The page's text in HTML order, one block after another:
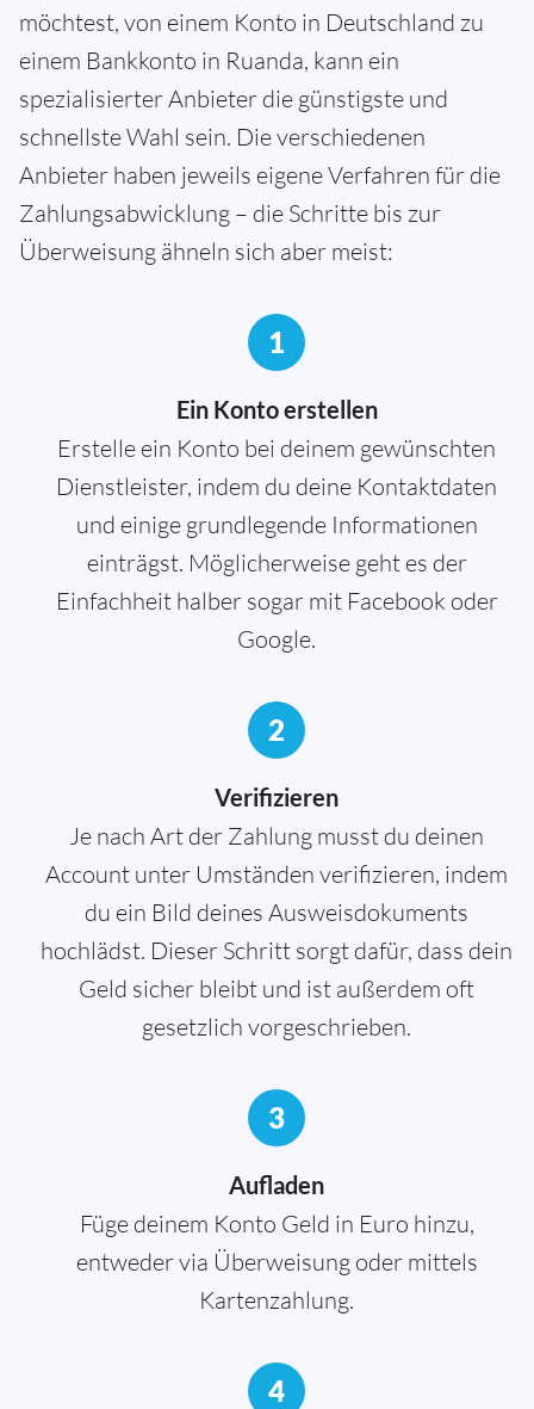
möchtest, von einem Konto in Deutschland zu
einem Bankkonto in Ruanda, kann ein
spezialisierter Anbieter die günstigste und
schnellste Wahl sein. Die verschiedenen
Anbieter haben jeweils eigene Verfahren für die
Zahlungsabwicklung – die Schritte bis zur
Überweisung ähneln sich aber meist:
1
Ein Konto erstellen
Erstelle ein Konto bei deinem gewünschten
Dienstleister, indem du deine Kontaktdaten
und einige grundlegende Informationen
einträgst. Möglicherweise geht es der
Einfachheit halber sogar mit Facebook oder
Google.
2
Verifizieren
Je nach Art der Zahlung musst du deinen
Account unter Umständen verifizieren, indem
du ein Bild deines Ausweisdokuments
hochlädst. Dieser Schritt sorgt dafür, dass dein
Geld sicher bleibt und ist außerdem oft
gesetzlich vorgeschrieben.
3
Aufladen
Füge deinem Konto Geld in Euro hinzu,
entweder via Überweisung oder mittels
Kartenzahlung.
4